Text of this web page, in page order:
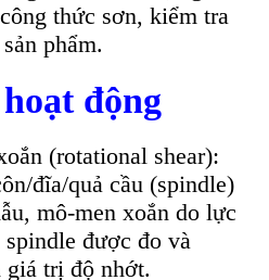
thức sơn, kiểm tra
phẩm.
động
(rotational shear):
đĩa/quả cầu (spindle)
mô-men xoắn do lực
spindle được đo và
giá trị độ nhớt.